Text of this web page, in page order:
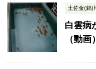
土佐金(錦)
白雲病
（動画）